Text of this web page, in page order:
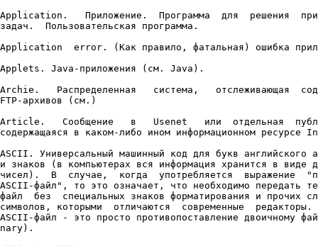
Application.   Приложение.  Программа  для  решения
задач.  Пользовательская программа.
Application  error. (Как правило, фатальная) ошибка
Applets. Java-приложения (см. Java).
Archie.   Распределенная   система,   отслеживающая
FTP-архивов (см.)
Article.   Сообщение   в   Usenet   или  отдельная
содержащаяся в каком-либо ином информационном ресурсе
ASCII. Универсальный машинный код для букв английского
и знаков (в компьютерах вся информация хранится в виде
чисел).  В  случае,  когда  употребляется  выражение
ASCII-файл", то это означает, что необходимо передать
файл  без  специальных знаков форматирования и прочих
символов, которыми  отличаются  современные  редакторы.
ASCII-файл - это просто противопоставление двоичному
nary).